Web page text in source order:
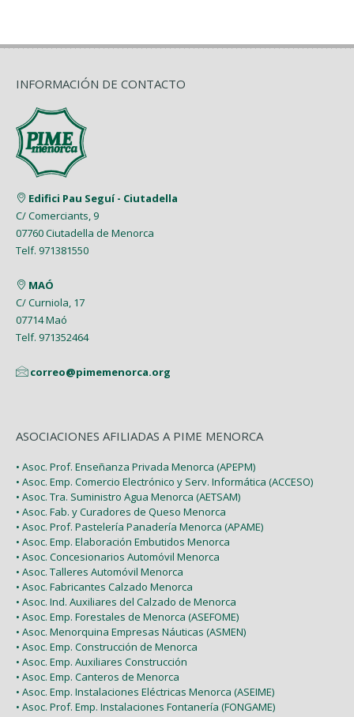
INFORMACIÓN DE CONTACTO
Edifici Pau Seguí - Ciutadella
C/ Comerciants, 9
07760 Ciutadella de Menorca
Telf. 971381550
MAÓ
C/ Curniola, 17
07714 Maó
Telf. 971352464
correo@pimemenorca.org
ASOCIACIONES AFILIADAS A PIME MENORCA
• Asoc. Prof. Enseñanza Privada Menorca (APEPM)
• Asoc. Emp. Comercio Electrónico y Serv. Informática (ACCESO)
• Asoc. Tra. Suministro Agua Menorca (AETSAM)
• Asoc. Fab. y Curadores de Queso Menorca
• Asoc. Prof. Pastelería Panadería Menorca (APAME)
• Asoc. Emp. Elaboración Embutidos Menorca
• Asoc. Concesionarios Automóvil Menorca
• Asoc. Talleres Automóvil Menorca
• Asoc. Fabricantes Calzado Menorca
• Asoc. Ind. Auxiliares del Calzado de Menorca
• Asoc. Emp. Forestales de Menorca (ASEFOME)
• Asoc. Menorquina Empresas Náuticas (ASMEN)
• Asoc. Emp. Construcción de Menorca
• Asoc. Emp. Auxiliares Construcción
• Asoc. Emp. Canteros de Menorca
• Asoc. Emp. Instalaciones Eléctricas Menorca (ASEIME)
• Asoc. Prof. Emp. Instalaciones Fontanería (FONGAME)